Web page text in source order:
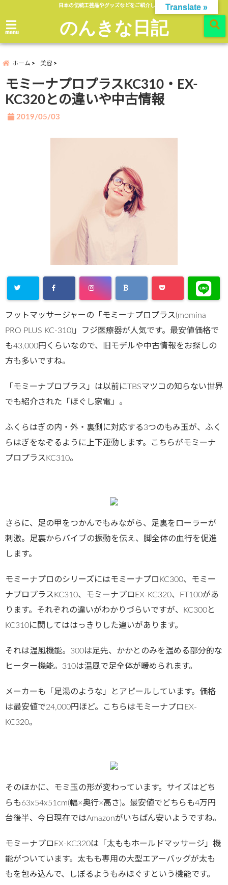
日本の伝統工芸品やグッズなどをご紹介します。
menu のんきな日記
ホーム 美容
モミーナプロプラスKC310・EX-
KC320との違いや中古情報
2019/05/03
フットマッサージャーの「モミーナプロプラス(momina
PRO PLUS KC-310)」フジ医療器が人気です。最安値価格で
も43,000円くらいなので、旧モデルや中古情報をお探しの
方も多いですね。
「モミーナプロプラス」は以前にTBSマツコの知らない世界
でも紹介された「ほぐし家電」。
ふくらはぎの内・外・裏側に対応する3つのもみ玉が、ふく
らはぎをなぞるように上下運動します。こちらがモミーナ
プロプラスKC310。
さらに、足の甲をつかんでもみながら、足裏をローラーが
刺激。足裏からバイブの振動を伝え、脚全体の血行を促進
します。
モミーナプロのシリーズにはモミーナプロKC300、モミー
ナプロプラスKC310、モミーナプロEX-KC320、FT100があ
ります。それぞれの違いがわかりづらいですが、KC300と
KC310に関してははっきりした違いがあります。
それは温風機能。300は足先、かかとのみを温める部分的な
ヒーター機能。310は温風で足全体が暖められます。
メーカーも「足湯のような」とアピールしています。価格
は最安値で24,000円ほど。こちらはモミーナプロEX-
KC320。
そのほかに、モミ玉の形が変わっています。サイズはどち
らも63x54x51cm(幅×奥行×高さ)。最安値でどちらも4万円
台後半、今日現在ではAmazonがいちばん安いようですね。
モミーナプロEX-KC320は「太ももホールドマッサージ」機
能がついています。太もも専用の大型エアーバッグが太も
もを包み込んで、しぼるようもみほぐすという機能です。
Translate »